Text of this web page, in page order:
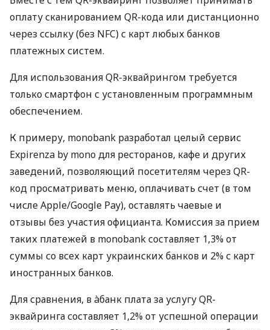
оплату сканированием QR-кода или дистанционно
через ссылку (без NFC) с карт любых банков
платежных систем.
Для использования QR-эквайрингом требуется
только смартфон с установленным программным
обеспечением.
К примеру, monobank разработал целый сервис
Expirenza by mono для ресторанов, кафе и других
заведений, позволяющий посетителям через QR-
код просматривать меню, оплачивать счет (в том
числе Apple/Google Pay), оставлять чаевые и
отзывы без участия официанта. Комиссия за прием
таких платежей в monobank составляет 1,3% от
суммы со всех карт украинских банков и 2% с карт
иностранных банков.
Для сравнения, в àбанк плата за услугу QR-
эквайринга составляет 1,2% от успешной операции